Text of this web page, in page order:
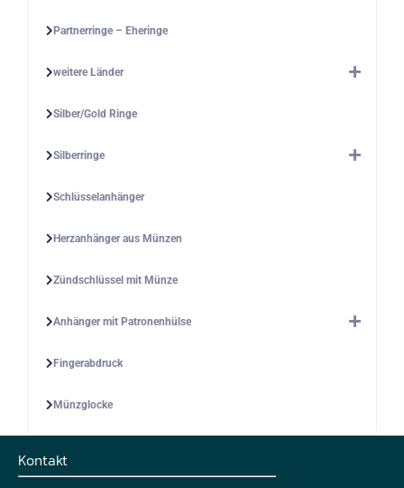
Partnerringe – Eheringe
weitere Länder
Silber/Gold Ringe
Silberringe
Schlüsselanhänger
Herzanhänger aus Münzen
Zündschlüssel mit Münze
Anhänger mit Patronenhülse
Fingerabdruck
Münzglocke
Kontakt